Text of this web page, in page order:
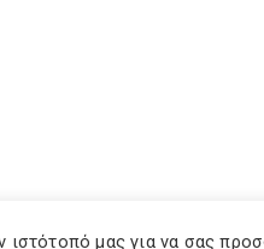
ιστότοπό μας για να σας